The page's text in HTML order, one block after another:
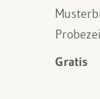
Gratis